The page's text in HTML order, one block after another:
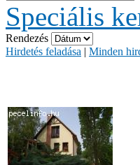
Speciális
Rendezés
Hirdetés feladása | Minden